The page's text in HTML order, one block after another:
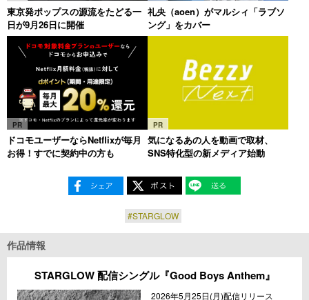
東京発ポップスの源流をたどる一
日が9月26日に開催
礼央（aoen）がマルシィ「ラブソ
ング」をカバー
PR
ドコモユーザーならNetflixが毎月
お得！すでに契約中の方も
PR
気になるあの人を動画で取材、
SNS特化型の新メディア始動
#STARGLOW
作品情報
STARGLOW 配信シングル『Good Boys Anthem』
2026年5月25日(月)配信リリース